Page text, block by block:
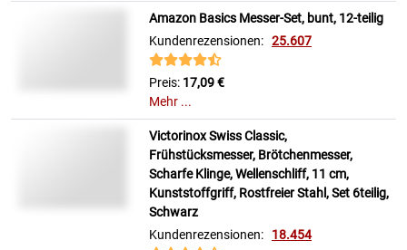
Amazon Basics Messer-Set, bunt, 12-teilig
Kundenrezensionen: 25.607
Preis: 17,09 €
Mehr ...
Victorinox Swiss Classic,
Frühstücksmesser, Brötchenmesser,
Scharfe Klinge, Wellenschliff, 11 cm,
Kunststoffgriff, Rostfreier Stahl, Set 6teilig,
Schwarz
Kundenrezensionen: 18.454